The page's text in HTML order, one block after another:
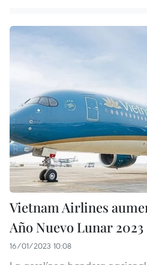
Vietnam Airlines
Año Nuevo Lunar 2023
16/01/2023 10:08